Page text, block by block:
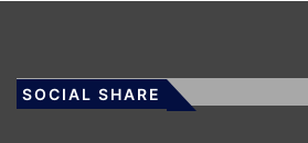
SOCIAL SHARE